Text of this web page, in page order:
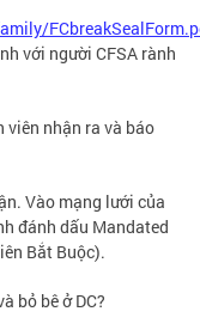
với người CFSA rành
viên nhận ra và báo
Vào mạng lưới của
đánh dấu Mandated
Bắt Buộc).
bỏ bê ở DC?